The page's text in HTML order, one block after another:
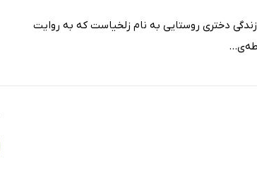
زندگی دختری روستایی به نام زلخیاست که به روایت